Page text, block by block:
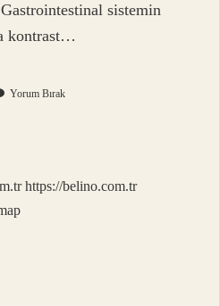
sistemin
kontrast…
Yorum Bırak
https://belino.com.tr